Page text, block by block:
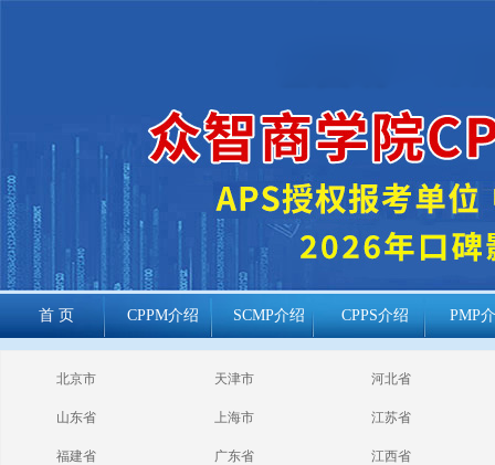
首 页 CPPM介绍 SCMP介绍 CPPS介绍 PMP
cppm报考常见
问题
北京市 天津市 河北省
山东省 上海市 江苏省
福建省 广东省 江西省